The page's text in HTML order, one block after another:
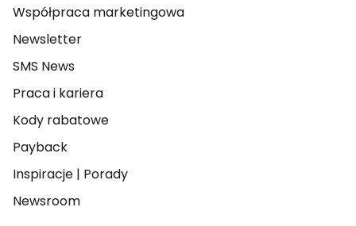
Współpraca marketingowa
Newsletter
SMS News
Praca i kariera
Kody rabatowe
Payback
Inspiracje | Porady
Newsroom